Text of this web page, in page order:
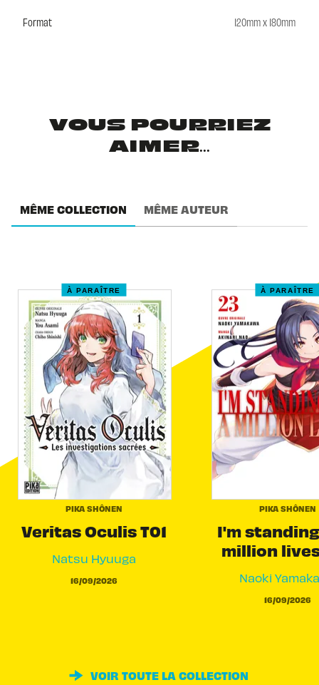
Format
120mm x 180mm
VOUS POURRIEZ
AIMER...
MÊME COLLECTION MÊME AUTEUR
À PARAÎTRE
PIKA SHÔNEN
Veritas Oculis T01
Natsu Hyuuga
16/09/2026
À PARAÎTRE
PIKA SHÔNEN
I'm
million
Naoki
16/09/2026
VOIR TOUTE LA COLLECTION